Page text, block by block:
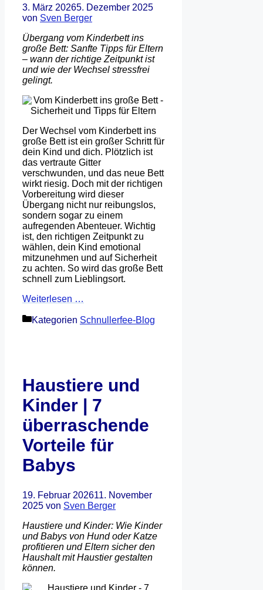
3. März 20265. Dezember 2025
von Sven Berger
Übergang vom Kinderbett ins
große Bett: Sanfte Tipps für Eltern
– wann der richtige Zeitpunkt ist
und wie der Wechsel stressfrei
gelingt.
Der Wechsel vom Kinderbett ins
große Bett ist ein großer Schritt für
dein Kind und dich. Plötzlich ist
das vertraute Gitter
verschwunden, und das neue Bett
wirkt riesig. Doch mit der richtigen
Vorbereitung wird dieser
Übergang nicht nur reibungslos,
sondern sogar zu einem
aufregenden Abenteuer. Wichtig
ist, den richtigen Zeitpunkt zu
wählen, dein Kind emotional
mitzunehmen und auf Sicherheit
zu achten. So wird das große Bett
schnell zum Lieblingsort.
Weiterlesen …
Kategorien Schnullerfee-Blog
Haustiere und
Kinder | 7
überraschende
Vorteile für
Babys
19. Februar 202611. November
2025 von Sven Berger
Haustiere und Kinder: Wie Kinder
und Babys von Hund oder Katze
profitieren und Eltern sicher den
Haushalt mit Haustier gestalten
können.